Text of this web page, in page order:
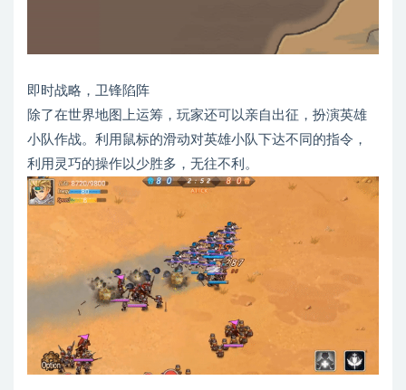
即时战略，卫锋陷阵
除了在世界地图上运筹，玩家还可以亲自出征，扮演英雄
小队作战。利用鼠标的滑动对英雄小队下达不同的指令，
利用灵巧的操作以少胜多，无往不利。